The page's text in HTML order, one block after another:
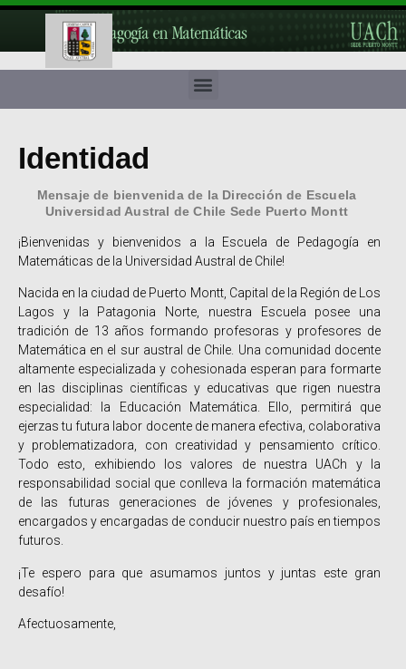
Identidad
Mensaje de bienvenida de la Dirección de Escuela
Universidad Austral de Chile Sede Puerto Montt
¡Bienvenidas y bienvenidos a la Escuela de Pedagogía en
Matemáticas de la Universidad Austral de Chile!
Nacida en la ciudad de Puerto Montt, Capital de la Región de Los
Lagos y la Patagonia Norte, nuestra Escuela posee una
tradición de 13 años formando profesoras y profesores de
Matemática en el sur austral de Chile. Una comunidad docente
altamente especializada y cohesionada esperan para formarte
en las disciplinas científicas y educativas que rigen nuestra
especialidad: la Educación Matemática. Ello, permitirá que
ejerzas tu futura labor docente de manera efectiva, colaborativa
y problematizadora, con creatividad y pensamiento crítico.
Todo esto, exhibiendo los valores de nuestra UACh y la
responsabilidad social que conlleva la formación matemática
de las futuras generaciones de jóvenes y profesionales,
encargados y encargadas de conducir nuestro país en tiempos
futuros.
¡Te espero para que asumamos juntos y juntas este gran
desafío!
Afectuosamente,